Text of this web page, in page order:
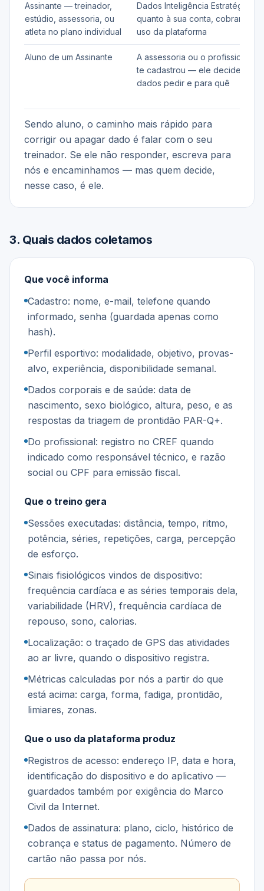
Assinante — treinador,
estúdio, assessoria, ou
atleta no plano individual
Dados Inteligência Estratégica
quanto à sua conta, cobrança e
uso da plataforma
Aluno de um Assinante
A assessoria ou o profissional
te cadastrou — ele decide quais
dados pedir e para quê
Sendo aluno, o caminho mais rápido para
corrigir ou apagar dado é falar com o seu
treinador. Se ele não responder, escreva para
nós e encaminhamos — mas quem decide,
nesse caso, é ele.
3. Quais dados coletamos
Que você informa
Cadastro: nome, e-mail, telefone quando
informado, senha (guardada apenas como
hash).
Perfil esportivo: modalidade, objetivo, provas-
alvo, experiência, disponibilidade semanal.
Dados corporais e de saúde: data de
nascimento, sexo biológico, altura, peso, e as
respostas da triagem de prontidão PAR-Q+.
Do profissional: registro no CREF quando
indicado como responsável técnico, e razão
social ou CPF para emissão fiscal.
Que o treino gera
Sessões executadas: distância, tempo, ritmo,
potência, séries, repetições, carga, percepção
de esforço.
Sinais fisiológicos vindos de dispositivo:
frequência cardíaca e as séries temporais dela,
variabilidade (HRV), frequência cardíaca de
repouso, sono, calorias.
Localização: o traçado de GPS das atividades
ao ar livre, quando o dispositivo registra.
Métricas calculadas por nós a partir do que
está acima: carga, forma, fadiga, prontidão,
limiares, zonas.
Que o uso da plataforma produz
Registros de acesso: endereço IP, data e hora,
identificação do dispositivo e do aplicativo —
guardados também por exigência do Marco
Civil da Internet.
Dados de assinatura: plano, ciclo, histórico de
cobrança e status de pagamento. Número de
cartão não passa por nós.